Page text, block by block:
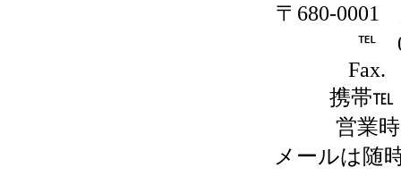
〒680-0001
℡
Fax.
携帯℡
営業
メールは随